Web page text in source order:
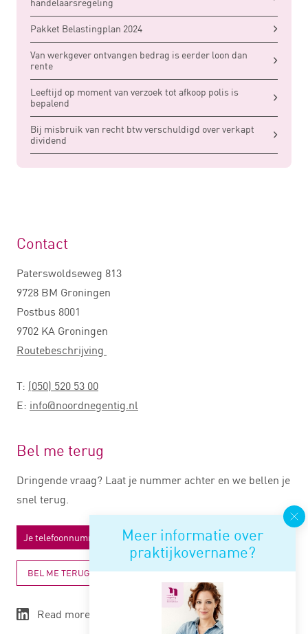
handelaarsregeling
Pakket Belastingplan 2024
Van werkgever ontvangen bedrag is eerder loon dan
rente
Leeftijd op moment van verzoek tot afkoop polis is
bepalend
Bij misbruik van recht btw verschuldigd over verkapt
dividend
Meer informatie over
praktijkovername?
Contact
Paterswoldseweg 813
9728 BM Groningen
Postbus 8001
9702 KA Groningen
Routebeschrijving
T: (050) 520 53 00
E: info@noordnegentig.nl
Bel me terug
Dringende vraag? Laat je nummer achter en we bellen je
snel terug.
BEL ME TERUG
Read more